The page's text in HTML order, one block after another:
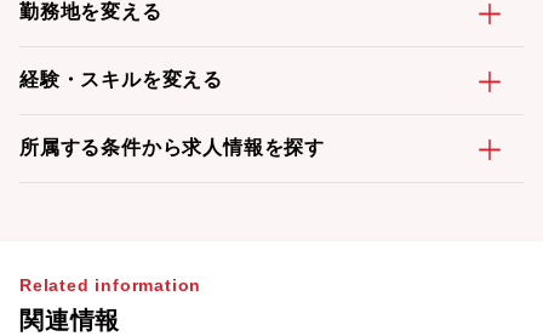
勤務地を変える
経験・スキルを変える
所属する条件から求人情報を探す
Related information
関連情報